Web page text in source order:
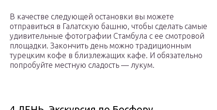
В качестве следующей остановки вы можете
отправиться в Галатскую башню, чтобы сделать самые
удивительные фотографии Стамбула с ее смотровой
площадки. Закончить день можно традиционным
турецким кофе в близлежащих кафе. И обязательно
попробуйте местную сладость — лукум.